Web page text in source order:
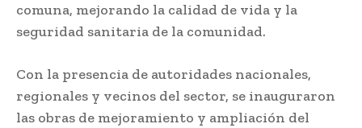
comuna, mejorando la calidad de vida y la
seguridad sanitaria de la comunidad.
Con la presencia de autoridades nacionales,
regionales y vecinos del sector, se inauguraron
las obras de mejoramiento y ampliación del